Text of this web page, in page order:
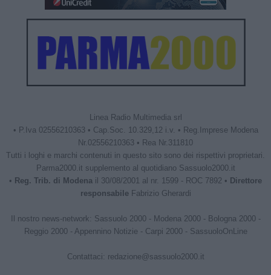
Linea Radio Multimedia srl
• P.Iva 02556210363 • Cap.Soc. 10.329,12 i.v. • Reg.Imprese Modena
Nr.02556210363 • Rea Nr.311810
Tutti i loghi e marchi contenuti in questo sito sono dei rispettivi proprietari.
Parma2000.it supplemento al quotidiano Sassuolo2000.it
• Reg. Trib. di Modena il 30/08/2001 al nr. 1599 - ROC 7892 • Direttore
responsabileFabrizio Gherardi
Il nostro news-network: Sassuolo 2000- Modena 2000- Bologna 2000-
Reggio 2000- Appennino Notizie - Carpi 2000- SassuoloOnLine
Contattaci: redazione@sassuolo2000.it